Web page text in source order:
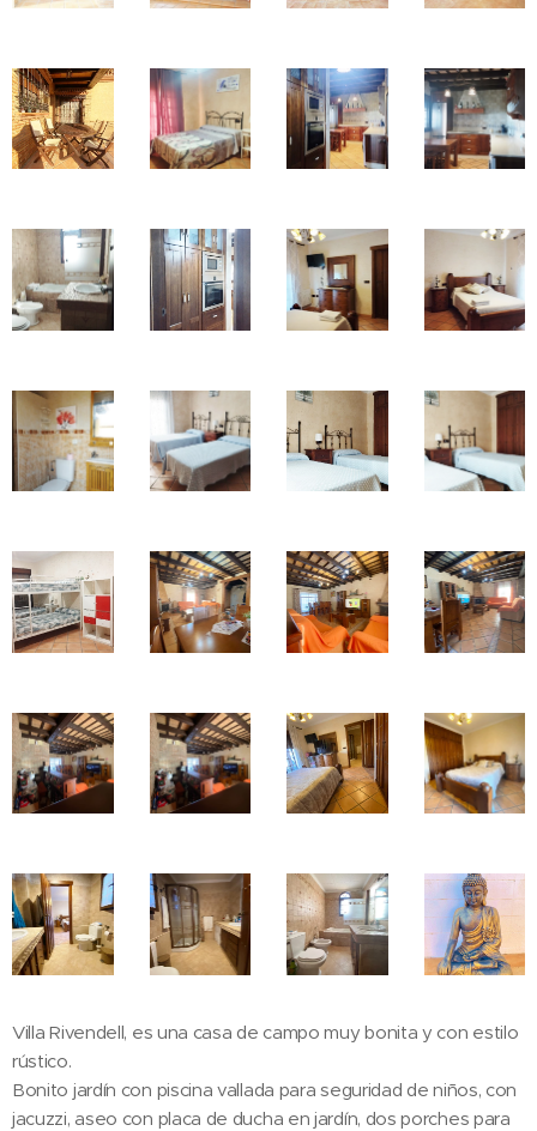
Villa Rivendell, es una casa de campo muy bonita y con estilo
rústico.
Bonito jardín con piscina vallada para seguridad de niños, con
jacuzzi, aseo con placa de ducha en jardín, dos porches para